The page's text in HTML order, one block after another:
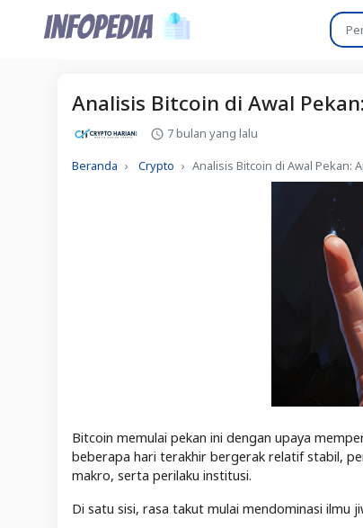
Analisis Bitcoin di Awal
7 bulan yang lalu
Beranda Crypto Analisis Bitcoin di Awal Pekan:
Bitcoin memulai pekan ini dengan upaya
beberapa hari terakhir bergerak relatif stabil,
makro, serta perilaku institusi.
Di satu sisi, rasa takut mulai mendominasi ilmu